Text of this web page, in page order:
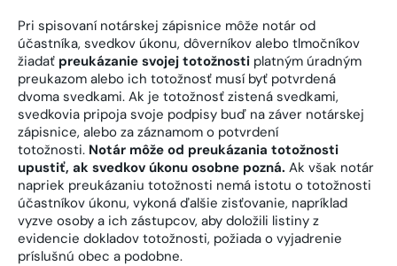
Pri spisovaní notárskej zápisnice môže notár od
účastníka, svedkov úkonu, dôverníkov alebo tlmočníkov
žiadať preukázanie svojej totožnosti platným úradným
preukazom alebo ich totožnosť musí byť potvrdená
dvoma svedkami. Ak je totožnosť zistená svedkami,
svedkovia pripoja svoje podpisy buď na záver notárskej
zápisnice, alebo za záznamom o potvrdení
totožnosti. Notár môže od preukázania totožnosti
upustiť, ak svedkov úkonu osobne pozná. Ak však notár
napriek preukázaniu totožnosti nemá istotu o totožnosti
účastníkov úkonu, vykoná ďalšie zisťovanie, napríklad
vyzve osoby a ich zástupcov, aby doložili listiny z
evidencie dokladov totožnosti, požiada o vyjadrenie
príslušnú obec a podobne.